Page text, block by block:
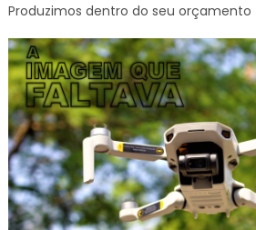
Produzimos dentro do seu orçamento